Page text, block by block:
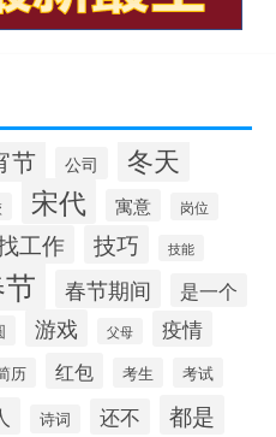
节 公司 冬天
宋代 寓意 岗位
工作 技巧 技能
春节期间 是一个
游戏 父母 疫情
历 红包 考生 考试
诗词 还不 都是